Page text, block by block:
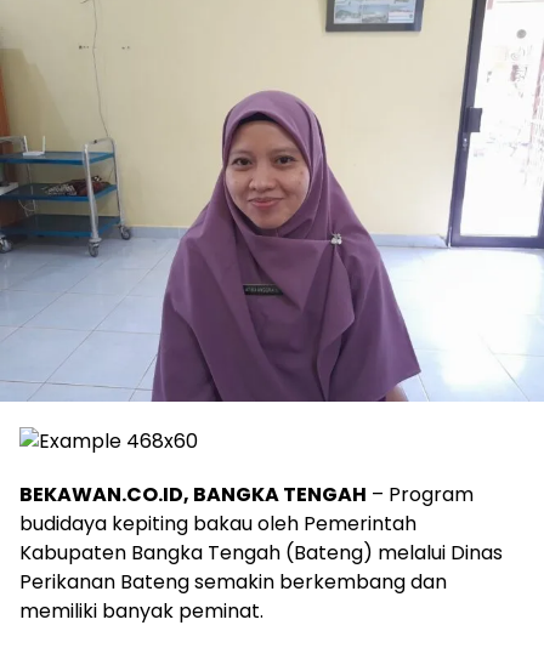
BEKAWAN.CO.ID, BANGKA TENGAH – Program
budidaya kepiting bakau oleh Pemerintah
Kabupaten Bangka Tengah (Bateng) melalui Dinas
Perikanan Bateng semakin berkembang dan
memiliki banyak peminat.